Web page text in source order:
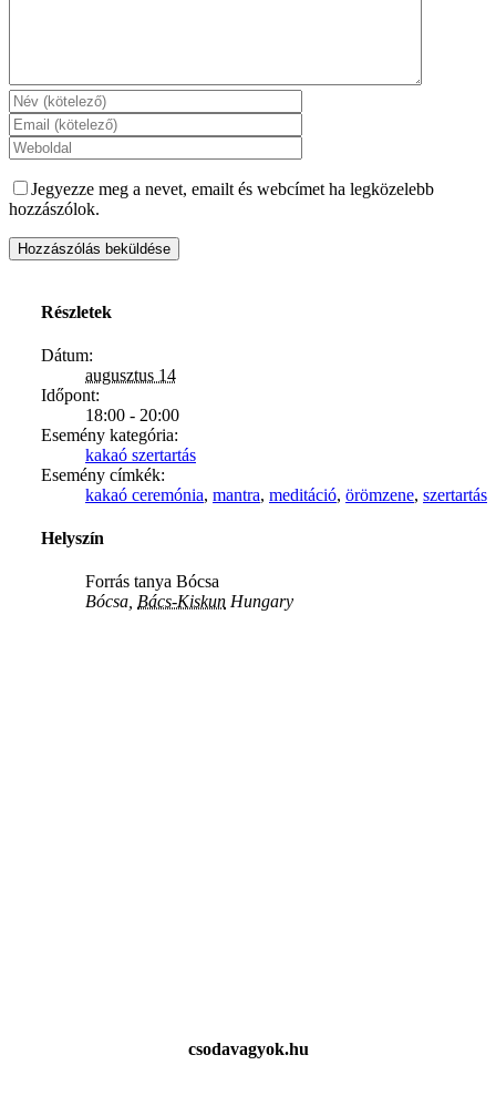
Jegyezze meg a nevet, emailt és webcímet ha legközelebb
hozzászólok.
Részletek
Dátum:
augusztus 14
Időpont:
18:00 - 20:00
Esemény kategória:
kakaó szertartás
Esemény címkék:
kakaó ceremónia, mantra, meditáció, örömzene, szertartás
Helyszín
Forrás tanya Bócsa
Bócsa, Bács-Kiskun Hungary
csodavagyok.hu